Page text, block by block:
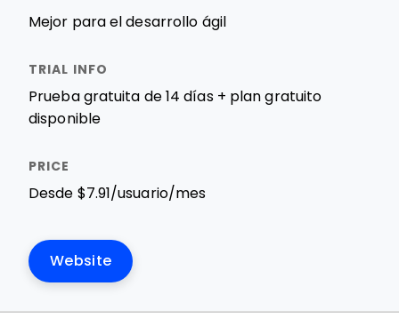
Mejor para el desarrollo ágil
Prueba gratuita de 14 días + plan gratuito
disponible
Desde $7.91/usuario/mes
Website